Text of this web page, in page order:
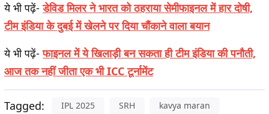
ये भी पढ़ें-डेविड मिलर ने भारत को ठहराया सेमीफाइनल में हार दोषी,
टीम इंडिया के दुबई में खेलने पर दिया चौंकाने वाला बयान
ये भी पढ़ें-फाइनल में ये खिलाड़ी बन सकता ही टीम इंडिया की पनौती,
आज तक नहीं जीता एक भी ICC टूर्नामेंट
Tagged: IPL 2025 SRH kavya maran